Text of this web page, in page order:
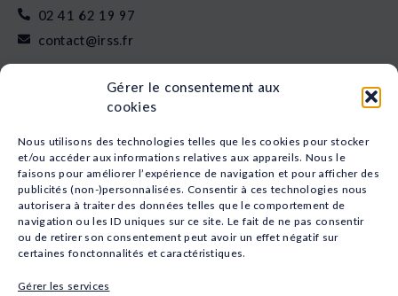
Gérer le consentement aux
cookies
Nous utilisons des technologies telles que les cookies pour stocker
et/ou accéder aux informations relatives aux appareils. Nous le
faisons pour améliorer l’expérience de navigation et pour afficher des
publicités (non-)personnalisées. Consentir à ces technologies nous
autorisera à traiter des données telles que le comportement de
navigation ou les ID uniques sur ce site. Le fait de ne pas consentir
ou de retirer son consentement peut avoir un effet négatif sur
certaines fonctonnalités et caractéristiques.
Gérer les services
02 41 62 19 97
contact@irss.fr
Nos formations
L’apprentissage
Financement
Qui sommes-nous
Actualités
Nos études
Recrutement
Nos domaines
Animation